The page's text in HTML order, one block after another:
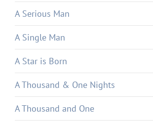
A Serious Man
A Single Man
A Star is Born
A Thousand & One Nights
A Thousand and One